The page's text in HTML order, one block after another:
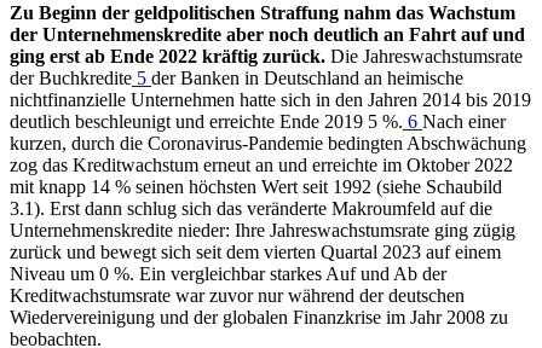
Zu Beginn der geldpolitischen Straffung nahm das Wachstum
der Unternehmenskredite aber noch deutlich an Fahrt auf und
ging erst ab Ende 2022 kräftig zurück. Die Jahreswachstumsrate
der Buchkredite 5 der Banken in Deutschland an heimische
nichtfinanzielle Unternehmen hatte sich in den Jahren 2014 bis 2019
deutlich beschleunigt und erreichte Ende 2019 5 %. 6 Nach einer
kurzen, durch die Coronavirus-Pandemie bedingten Abschwächung
zog das Kreditwachstum erneut an und erreichte im Oktober 2022
mit knapp 14 % seinen höchsten Wert seit 1992 (siehe Schaubild
3.1). Erst dann schlug sich das veränderte Makroumfeld auf die
Unternehmenskredite nieder: Ihre Jahreswachstumsrate ging zügig
zurück und bewegt sich seit dem vierten Quartal 2023 auf einem
Niveau um 0 %. Ein vergleichbar starkes Auf und Ab der
Kreditwachstumsrate war zuvor nur während der deutschen
Wiedervereinigung und der globalen Finanzkrise im Jahr 2008 zu
beobachten.